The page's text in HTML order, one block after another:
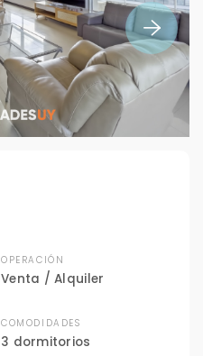
OPERACIÓN
Venta / Alquiler
COMODIDADES
3 dormitorios